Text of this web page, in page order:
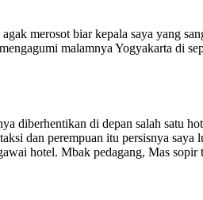
merosot biar kepala saya yang
malamnya Yogyakarta di
diberhentikan di depan salah satu
dan perempuan itu persisnya saya
hotel. Mbak pedagang, Mas